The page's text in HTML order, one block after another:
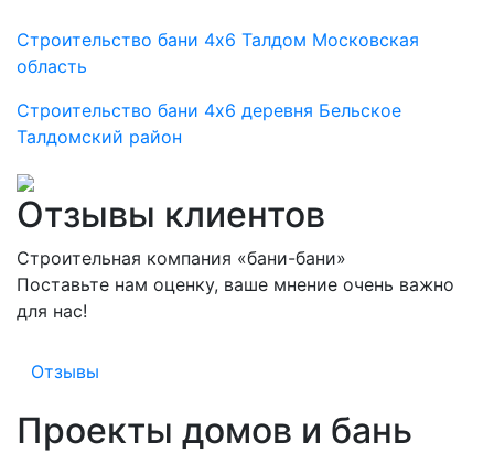
Строительство бани 4х6 Талдом Московская
область
Строительство бани 4х6 деревня Бельское
Талдомский район
Отзывы клиентов
Строительная компания «бани-бани»
Поставьте нам оценку, ваше мнение очень важно
для нас!
Отзывы
Проекты домов и бань